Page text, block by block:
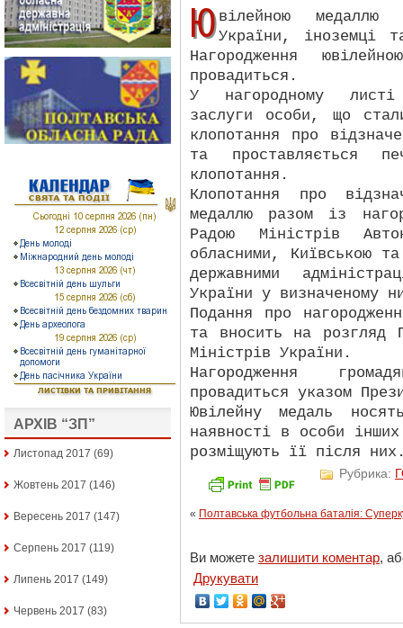
АРХІВ “ЗП”
Листопад 2017 (69)
Жовтень 2017 (146)
Вересень 2017 (147)
Серпень 2017 (119)
Липень 2017 (149)
Червень 2017 (83)
Ю вілейною медаллю
України, іноземці
Нагородження
провадиться.
У нагородному листі
заслуги особи, що
клопотання про
та проставляється
клопотання.
Клопотання про
медаллю разом із
Радою Міністрів
обласними, Київською
державними
України у визначеному
Подання про
та вносить на розгляд
Міністрів України.
Нагородження
провадиться указом
Ювілейну медаль
наявності в особи
розміщують її після
Рубрика:
« Полтавська футбольна баталія:
Ви можете залишити коментар,
Друкувати